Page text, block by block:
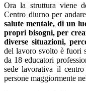
Ora la struttura viene
Centro diurno per
salute mentale, di un
propri bisogni, per
diverse situazioni,
del lavoro svolto è fuori
da 18 educatori
sede lavorativa il
persone maggiormente